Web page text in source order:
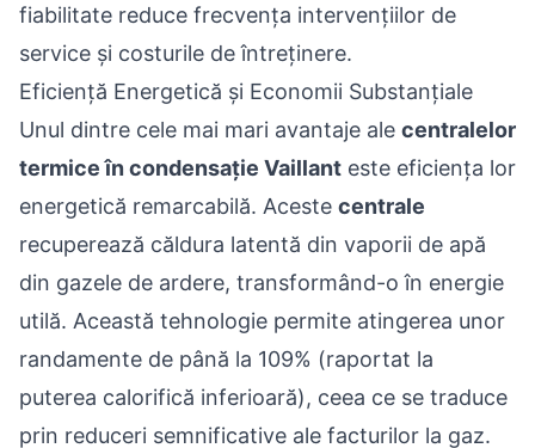
fiabilitate reduce frecvența intervențiilor de
service și costurile de întreținere.
Eficiență Energetică și Economii Substanțiale
Unul dintre cele mai mari avantaje ale centralelor
termice în condensație Vaillant este eficiența lor
energetică remarcabilă. Aceste centrale
recuperează căldura latentă din vaporii de apă
din gazele de ardere, transformând-o în energie
utilă. Această tehnologie permite atingerea unor
randamente de până la 109% (raportat la
puterea calorifică inferioară), ceea ce se traduce
prin reduceri semnificative ale facturilor la gaz.